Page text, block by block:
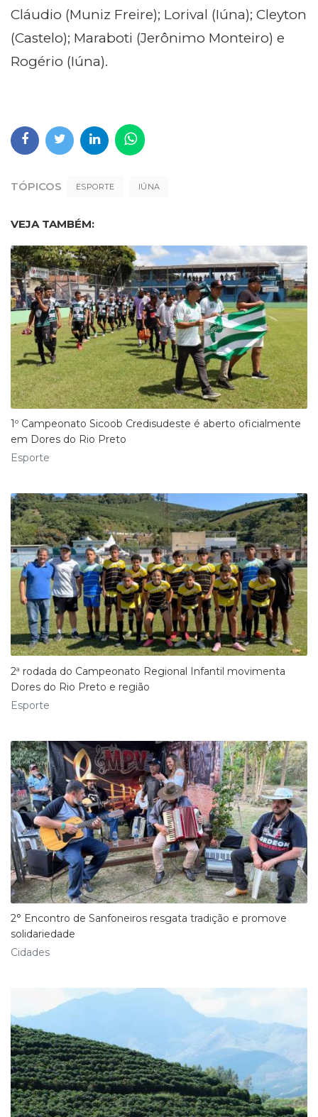
Cláudio (Muniz Freire); Lorival (Iúna); Cleyton
(Castelo); Maraboti (Jerônimo Monteiro) e
Rogério (Iúna).
TÓPICOS ESPORTE IÚNA
VEJA TAMBÉM:
1º Campeonato Sicoob Credisudeste é aberto oficialmente
em Dores do Rio Preto
Esporte
2ª rodada do Campeonato Regional Infantil movimenta
Dores do Rio Preto e região
Esporte
2° Encontro de Sanfoneiros resgata tradição e promove
solidariedade
Cidades